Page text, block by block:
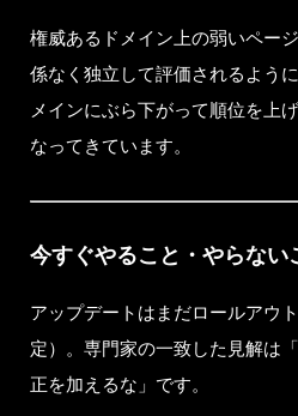
権威あるドメイン上の弱いペー
係なく独立して評価されるよう
メインにぶら下がって順位を上
なってきています。
今すぐやること・やらない
アップデートはまだロールアウ
定）。専門家の一致した見解は
正を加えるな」です。